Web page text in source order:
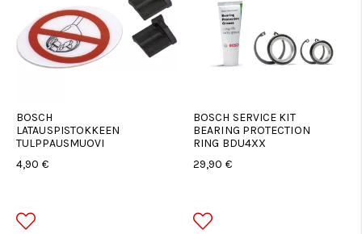
BOSCH
LATAUSPISTOKKEEN
TULPPAUSMUOVI
4,90 €
BOSCH SERVICE KIT
BEARING PROTECTION
RING BDU4XX
29,90 €